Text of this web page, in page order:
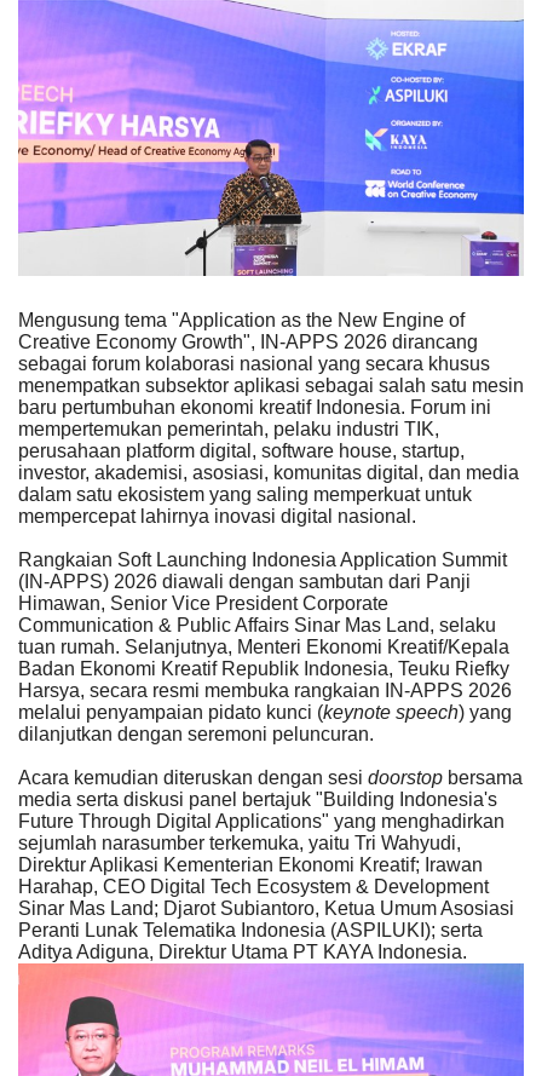
Mengusung tema "Application as the New Engine of
Creative Economy Growth", IN-APPS 2026 dirancang
sebagai forum kolaborasi nasional yang secara khusus
menempatkan subsektor aplikasi sebagai salah satu mesin
baru pertumbuhan ekonomi kreatif Indonesia. Forum ini
mempertemukan pemerintah, pelaku industri TIK,
perusahaan platform digital, software house, startup,
investor, akademisi, asosiasi, komunitas digital, dan media
dalam satu ekosistem yang saling memperkuat untuk
mempercepat lahirnya inovasi digital nasional.
Rangkaian Soft Launching Indonesia Application Summit
(IN-APPS) 2026 diawali dengan sambutan dari Panji
Himawan, Senior Vice President Corporate
Communication & Public Affairs Sinar Mas Land, selaku
tuan rumah. Selanjutnya, Menteri Ekonomi Kreatif/Kepala
Badan Ekonomi Kreatif Republik Indonesia, Teuku Riefky
Harsya, secara resmi membuka rangkaian IN-APPS 2026
melalui penyampaian pidato kunci (keynote speech) yang
dilanjutkan dengan seremoni peluncuran.
Acara kemudian diteruskan dengan sesi doorstop bersama
media serta diskusi panel bertajuk "Building Indonesia's
Future Through Digital Applications" yang menghadirkan
sejumlah narasumber terkemuka, yaitu Tri Wahyudi,
Direktur Aplikasi Kementerian Ekonomi Kreatif; Irawan
Harahap, CEO Digital Tech Ecosystem & Development
Sinar Mas Land; Djarot Subiantoro, Ketua Umum Asosiasi
Peranti Lunak Telematika Indonesia (ASPILUKI); serta
Aditya Adiguna, Direktur Utama PT KAYA Indonesia.